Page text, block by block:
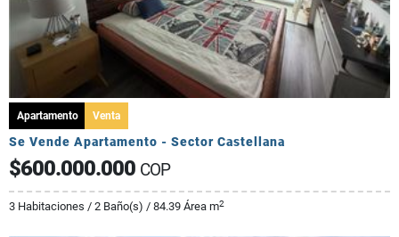
Apartamento Venta
Se Vende Apartamento - Sector Castellana
$600.000.000 COP
3 Habitaciones / 2 Baño(s) / 84.39 Área m2